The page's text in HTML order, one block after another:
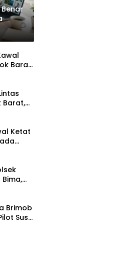
Barat
Barat,
Ketat
2024
Brimob
Susi